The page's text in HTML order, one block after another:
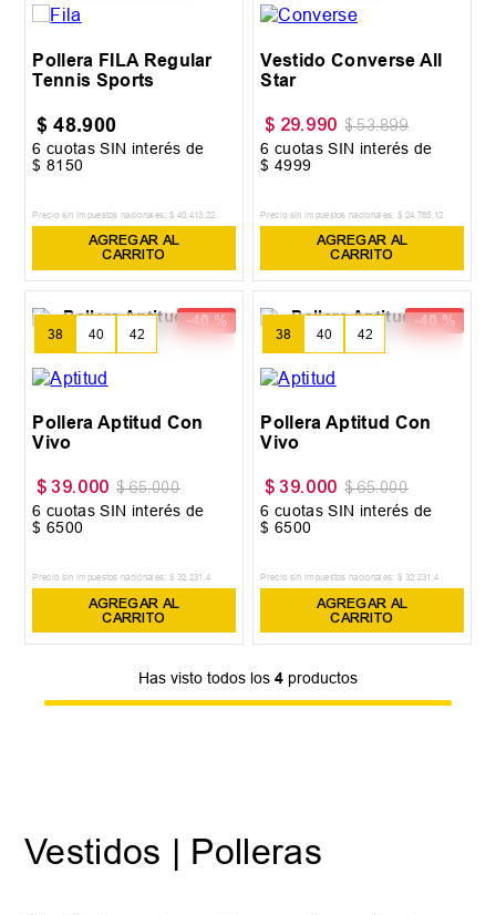
Pollera FILA Regular
Tennis Sports
$ 48.900
6 cuotas SIN interés de
$ 8150
Precio sin impuestos nacionales: $ 40 413 22
AGREGAR AL
CARRITO
Vestido Converse All
Star
$ 29.990 $ 53.899
6 cuotas SIN interés de
$ 4999
Precio sin impuestos nacionales: $ 24 785 12
AGREGAR AL
CARRITO
-40 %
38 40 42
Pollera Aptitud Con
Vivo
$ 39.000 $ 65.000
6 cuotas SIN interés de
$ 6500
Precio sin impuestos nacionales: $ 32.231 ,4
AGREGAR AL
CARRITO
-40 %
38 40 42
Pollera Aptitud Con
Vivo
$ 39.000 $ 65.000
6 cuotas SIN interés de
$ 6500
Precio sin impuestos nacionales: $ 32.231 ,4
AGREGAR AL
CARRITO
Has visto todos los 4 productos
Vestidos | Polleras